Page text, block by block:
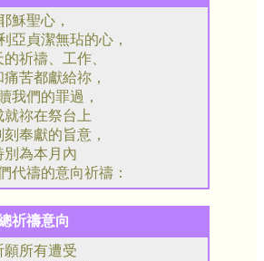
穌聖心，
亞貞潔無玷的心，
祈禱、工作、
苦都獻給祢，
我們的罪過，
就祢在祭台上
刻奉獻的旨意，
別為本月內
代禱的意向祈禱：
祈禱意向
願所有遭受